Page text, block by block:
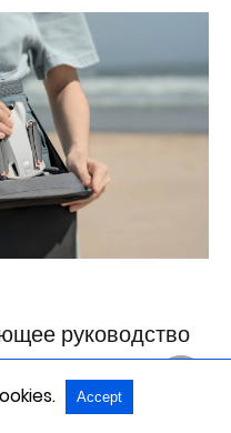
руководство
функций и аксессуаров
в пользу…
Accept